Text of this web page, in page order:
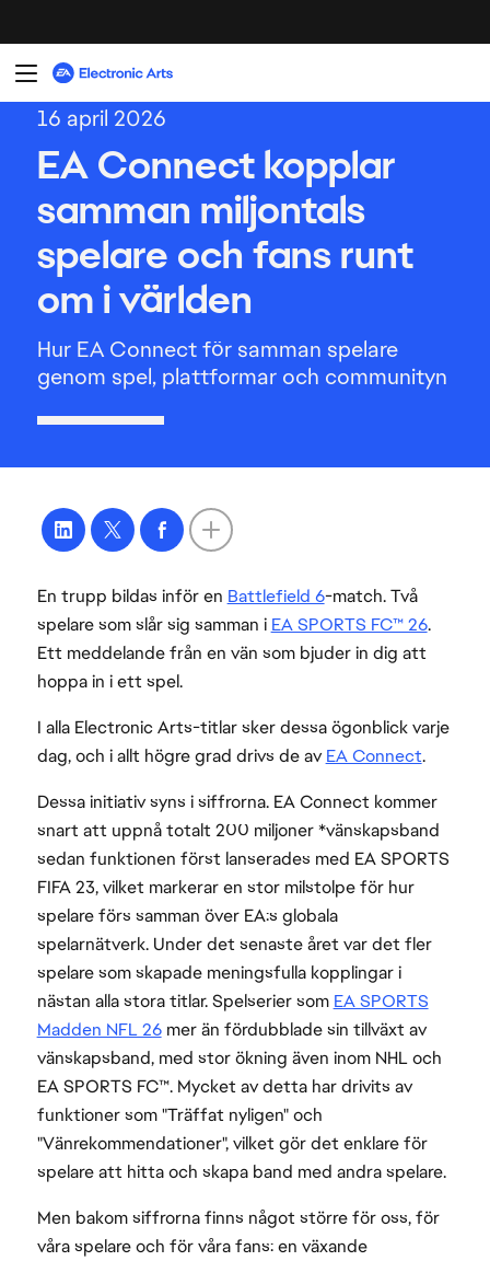
En trupp bildas inför en Battlefield 6-match. Två
spelare som slår sig samman i EA SPORTS FC™ 26.
Ett meddelande från en vän som bjuder in dig att
hoppa in i ett spel.
I alla Electronic Arts-titlar sker dessa ögonblick varje
dag, och i allt högre grad drivs de avEA Connect.
Dessa initiativ syns i siffrorna. EA Connect kommer
snart att uppnå totalt 200 miljoner *vänskapsband
sedan funktionen först lanserades med EA SPORTS
FIFA 23, vilket markerar en stor milstolpe för hur
spelare förs samman över EA:s globala
spelarnätverk. Under det senaste året var det fler
spelare som skapade meningsfulla kopplingar i
nästan alla stora titlar. Spelserier som EA SPORTS
Madden NFL 26mer än fördubblade sin tillväxt av
vänskapsband, med stor ökning även inom NHL och
EA SPORTS FC™. Mycket av detta har drivits av
funktioner som "Träffat nyligen" och
"Vänrekommendationer", vilket gör det enklare för
spelare att hitta och skapa band med andra spelare.
Men bakom siffrorna finns något större för oss, för
våra spelare och för våra fans: en växande